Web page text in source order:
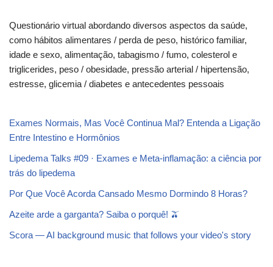
Questionário virtual abordando diversos aspectos da saúde,
como hábitos alimentares / perda de peso, histórico familiar,
idade e sexo, alimentação, tabagismo / fumo, colesterol e
triglicerides, peso / obesidade, pressão arterial / hipertensão,
estresse, glicemia / diabetes e antecedentes pessoais
Exames Normais, Mas Você Continua Mal? Entenda a Ligação
Entre Intestino e Hormônios
Lipedema Talks #09 · Exames e Meta-inflamação: a ciência por
trás do lipedema
Por Que Você Acorda Cansado Mesmo Dormindo 8 Horas?
Azeite arde a garganta? Saiba o porquê! 🫒
Scora — AI background music that follows your video's story